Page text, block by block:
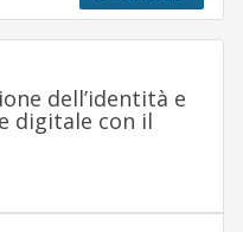
dell’identità e
digitale con il